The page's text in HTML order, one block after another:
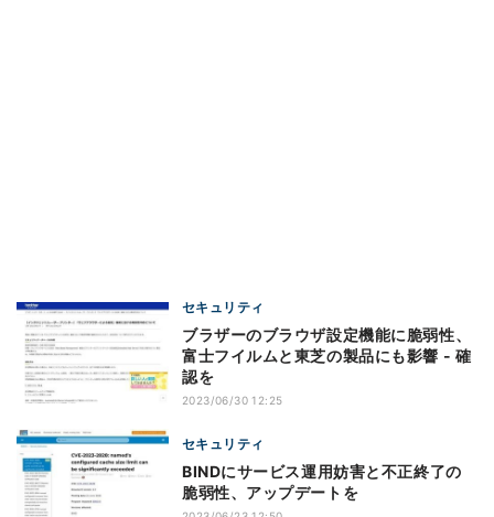
セキュリティ
ブラザーのブラウザ設定機能に脆弱性、
富士フイルムと東芝の製品にも影響 - 確
認を
2023/06/30 12:25
セキュリティ
BINDにサービス運用妨害と不正終了の
脆弱性、アップデートを